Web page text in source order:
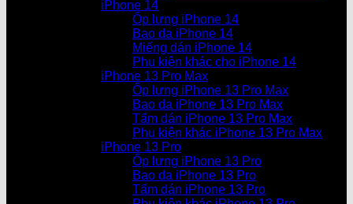
iPhone 14
Ốp lưng iPhone 14
Bao da iPhone 14
Miếng dán iPhone 14
Phụ kiện khác cho iPhone 14
iPhone 13 Pro Max
Ốp lưng iPhone 13 Pro Max
Bao da iPhone 13 Pro Max
Tấm dán iPhone 13 Pro Max
Phụ kiện khác iPhone 13 Pro Max
iPhone 13 Pro
Ốp lưng iPhone 13 Pro
Bao da iPhone 13 Pro
Tấm dán iPhone 13 Pro